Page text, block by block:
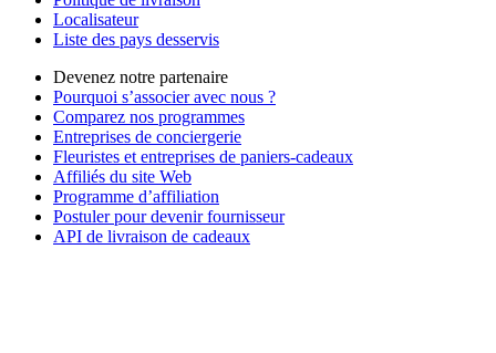
Localisateur
Liste des pays desservis
Devenez notre partenaire
Pourquoi s’associer avec nous ?
Comparez nos programmes
Entreprises de conciergerie
Fleuristes et entreprises de paniers-cadeaux
Affiliés du site Web
Programme d’affiliation
Postuler pour devenir fournisseur
API de livraison de cadeaux